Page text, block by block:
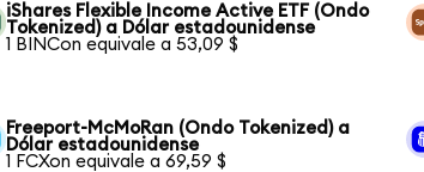
iShares Flexible Income Active ETF (Ondo
Tokenized) a Dólar estadounidense
1 BINCon equivale a 53,09 $
Freeport-McMoRan (Ondo Tokenized) a
Dólar estadounidense
1 FCXon equivale a 69,59 $